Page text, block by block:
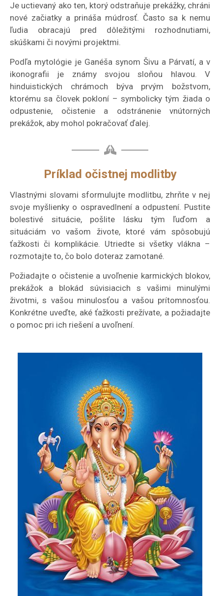
Je uctievaný ako ten, ktorý odstraňuje prekážky, chráni
nové začiatky a prináša múdrosť. Často sa k nemu
ľudia obracajú pred dôležitými rozhodnutiami,
skúškami či novými projektmi.
Podľa mytológie je Ganéša synom Šivu a Párvatí, a v
ikonografii je známy svojou sloňou hlavou. V
hinduistických chrámoch býva prvým božstvom,
ktorému sa človek pokloní – symbolicky tým žiada o
odpustenie, očistenie a odstránenie vnútorných
prekážok, aby mohol pokračovať ďalej.
Príklad očistnej modlitby
Vlastnými slovami sformulujte modlitbu, zhrňte v nej
svoje myšlienky o ospravedlnení a odpustení. Pustite
bolestivé situácie, pošlite lásku tým ľuďom a
situáciám vo vašom živote, ktoré vám spôsobujú
ťažkosti či komplikácie. Utriedte si všetky vlákna –
rozmotajte to, čo bolo doteraz zamotané.
Požiadajte o očistenie a uvoľnenie karmických blokov,
prekážok a blokád súvisiacich s vašimi minulými
životmi, s vašou minulosťou a vašou prítomnosťou.
Konkrétne uveďte, aké ťažkosti prežívate, a požiadajte
o pomoc pri ich riešení a uvoľnení.